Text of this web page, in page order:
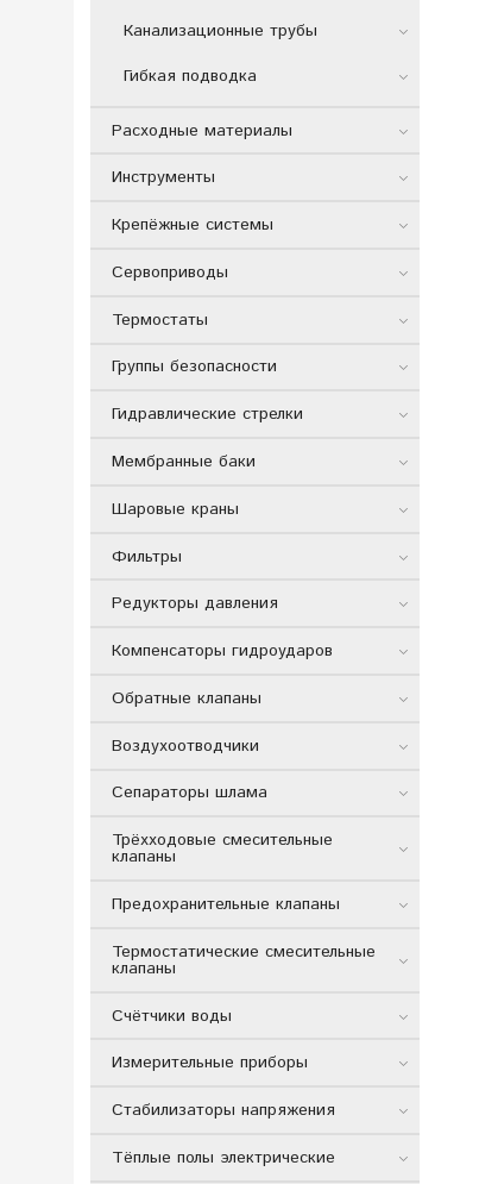
Канализационные трубы
Гибкая подводка
Расходные материалы
Инструменты
Крепёжные системы
Сервоприводы
Термостаты
Группы безопасности
Гидравлические стрелки
Мембранные баки
Шаровые краны
Фильтры
Редукторы давления
Компенсаторы гидроударов
Обратные клапаны
Воздухоотводчики
Сепараторы шлама
Трёхходовые смесительные
клапаны
Предохранительные клапаны
Термостатические смесительные
клапаны
Счётчики воды
Измерительные приборы
Стабилизаторы напряжения
Тёплые полы электрические